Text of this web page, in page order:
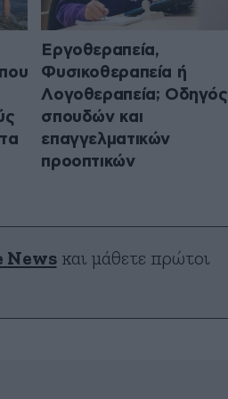
Εργοθεραπεία,
Φυσικοθεραπεία ή
Λογοθεραπεία; Οδηγός
σπουδών και
επαγγελματικών
προοπτικών
Newsκαι μάθετε πρώτοι